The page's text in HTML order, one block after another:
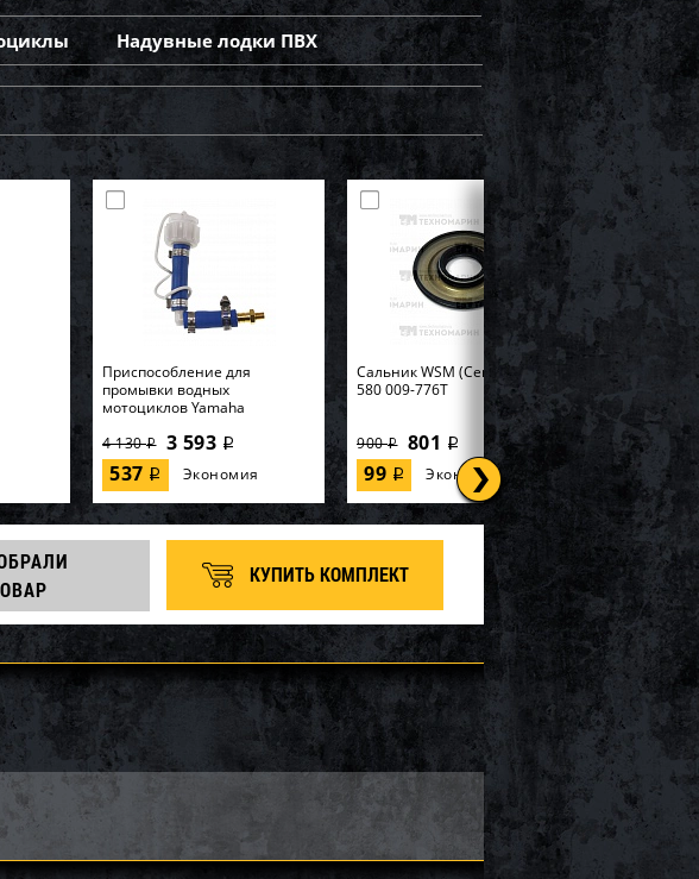
Надувные лодки ПВХ
Приспособление для
промывки водных
мотоциклов Yamaha
4 130i 3 593 i
537 i Экономия
Cальник WSM (Center Pto) BRP
580 009-776T
900i 801 i
99 i Экономия
Импеллер SOLAS KE-CD-09/15
Импеллер SOLAS KGX-CD-
КУПИТЬ КОМПЛЕКТ